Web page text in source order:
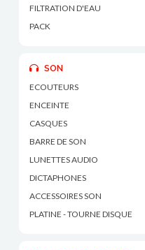
FILTRATION D'EAU
PACK
SON
ECOUTEURS
ENCEINTE
CASQUES
BARRE DE SON
LUNETTES AUDIO
DICTAPHONES
ACCESSOIRES SON
PLATINE - TOURNE DISQUE